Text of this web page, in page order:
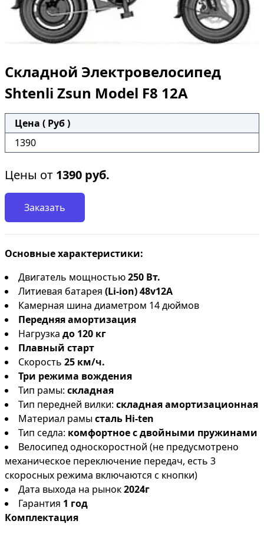
Складной Электровелосипед
Shtenli Zsun Model F8 12А
Цена ( Руб )
1390
Цены от 1390 руб.
Заказать
Основные характеристики:
Двигатель мощностью250 Вт.
Литиевая батарея (Li-ion) 48v12А
Камерная шина диаметром 14 дюймов
Передняя амортизация
Нагрузка до 120 кг
Плавный старт
Скорость 25 км/ч.
Три режима вождения
Тип рамы: складная
Тип передней вилки: складная амортизационная
Материал рамысталь Hi-ten
Тип седла: комфортное с двойными пружинами
Велосипед односкоростной (не предусмотрено
механическое переключение передач, есть 3
скоросных режима включаются с кнопки)
Дата выхода на рынок2024г
Гарантия 1 год
Комплектация